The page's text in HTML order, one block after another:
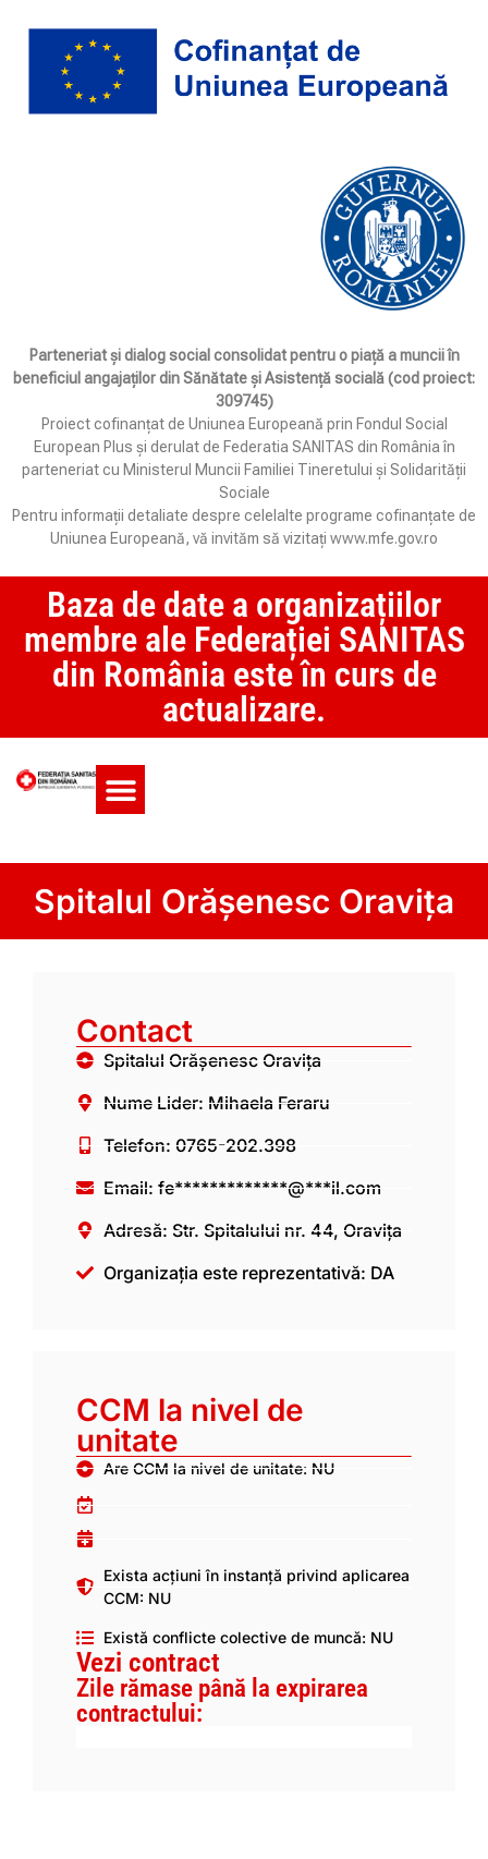
Parteneriat și dialog social consolidat pentru o piață a muncii în
beneficiul angajaților din Sănătate și Asistență socială (cod proiect:
309745)
Proiect cofinanțat de Uniunea Europeană prin Fondul Social
European Plus și derulat de Federatia SANITAS din România în
parteneriat cu Ministerul Muncii Familiei Tineretului și Solidarității
Sociale
Pentru informații detaliate despre celelalte programe cofinanțate de
Uniunea Europeană, vă invităm să vizitați www.mfe.gov.ro
Baza de date a organizațiilor
membre ale Federației SANITAS
din România este în curs de
actualizare.
Spitalul Orășenesc Oravița
Contact
Spitalul Orășenesc Oravița
Nume Lider: Mihaela Feraru
Telefon: 0765-202.398
Email: fe*************@***il.com
Adresă: Str. Spitalului nr. 44, Oravița
Organizația este reprezentativă: DA
CCM la nivel de
unitate
Are CCM la nivel de unitate: NU
Exista acțiuni în instanță privind aplicarea
CCM: NU
Există conflicte colective de muncă: NU
Vezi contract
Zile rămase până la expirarea
contractului: